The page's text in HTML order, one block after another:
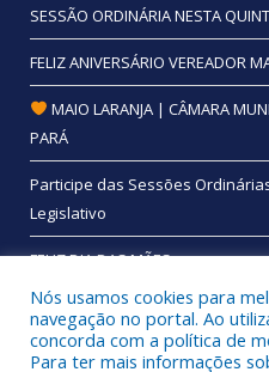
SESSÃO ORDINÁRIA NESTA
FELIZ ANIVERSÁRIO VEREADOR
MAIO LARANJA | CÂMARA
PARÁ
Participe das Sessões
Legislativo
FELIZ DIA DAS MÃES
Nós usamos cookies para
navegação no portal. Ao
concorda com a política de
Para ter mais informações